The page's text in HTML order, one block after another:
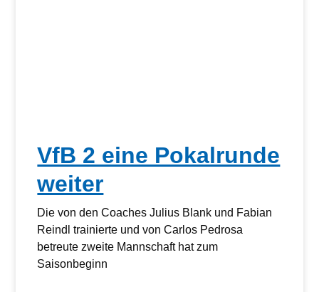
VfB 2 eine Pokalrunde
weiter
Die von den Coaches Julius Blank und Fabian
Reindl trainierte und von Carlos Pedrosa
betreute zweite Mannschaft hat zum
Saisonbeginn